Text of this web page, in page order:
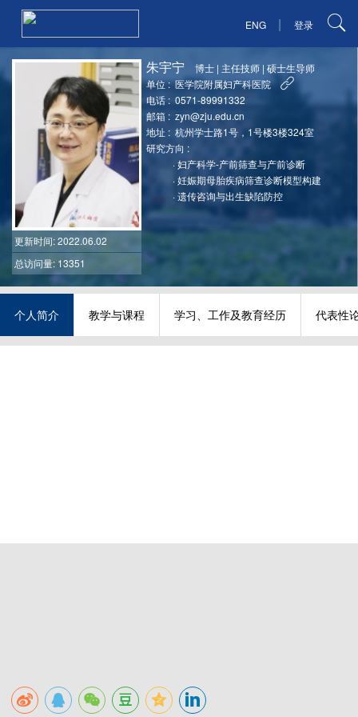
ENG | 登录
更新时间: 2022.06.02
总访问量: 13351
朱宇宁 博士 | 主任技师 |硕士生导师
单位 : 医学院附属妇产科医院
电话 : 0571-89991332
邮箱 : zyn@zju.edu.cn
地址 : 杭州学士路1号，1号楼3楼324室
研究方向 :
·妇产科学-产前筛查与产前诊断
·妊娠期母胎疾病筛查诊断模型构建
·遗传咨询与出生缺陷防控
个人简介 教学与课程 学习、工作及教育经历 代表性